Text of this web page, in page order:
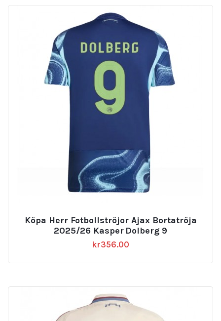
Köpa Herr Fotbollströjor Ajax Bortatröja
2025/26 Kasper Dolberg 9
kr356.00